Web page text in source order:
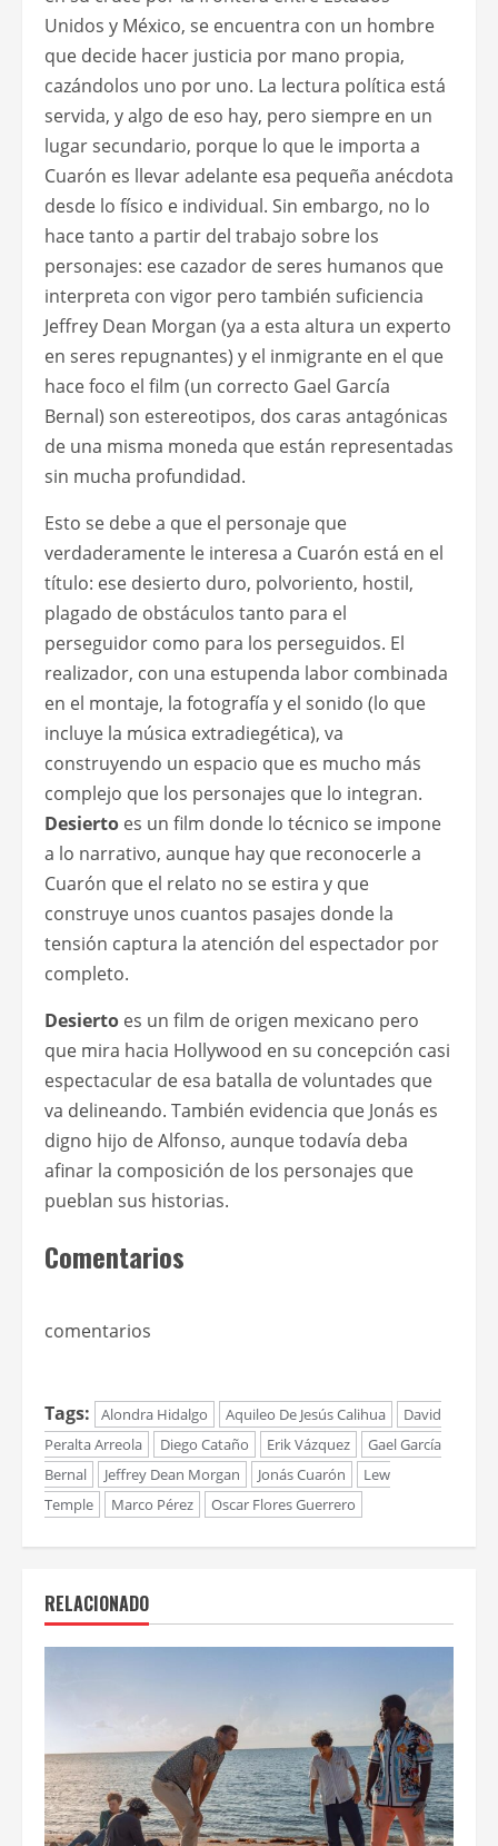
Unidos y México, se encuentra con un hombre
que decide hacer justicia por mano propia,
cazándolos uno por uno. La lectura política está
servida, y algo de eso hay, pero siempre en un
lugar secundario, porque lo que le importa a
Cuarón es llevar adelante esa pequeña anécdota
desde lo físico e individual. Sin embargo, no lo
hace tanto a partir del trabajo sobre los
personajes: ese cazador de seres humanos que
interpreta con vigor pero también suficiencia
Jeffrey Dean Morgan (ya a esta altura un experto
en seres repugnantes) y el inmigrante en el que
hace foco el film (un correcto Gael García
Bernal) son estereotipos, dos caras antagónicas
de una misma moneda que están representadas
sin mucha profundidad.
Esto se debe a que el personaje que
verdaderamente le interesa a Cuarón está en el
título: ese desierto duro, polvoriento, hostil,
plagado de obstáculos tanto para el
perseguidor como para los perseguidos. El
realizador, con una estupenda labor combinada
en el montaje, la fotografía y el sonido (lo que
incluye la música extradiegética), va
construyendo un espacio que es mucho más
complejo que los personajes que lo integran.
Desierto es un film donde lo técnico se impone
a lo narrativo, aunque hay que reconocerle a
Cuarón que el relato no se estira y que
construye unos cuantos pasajes donde la
tensión captura la atención del espectador por
completo.
Desierto es un film de origen mexicano pero
que mira hacia Hollywood en su concepción casi
espectacular de esa batalla de voluntades que
va delineando. También evidencia que Jonás es
digno hijo de Alfonso, aunque todavía deba
afinar la composición de los personajes que
pueblan sus historias.
Comentarios
comentarios
Tags: Alondra Hidalgo Aquileo De Jesús Calihua
David
Peralta Arreola
Diego Cataño Erik Vázquez
Gael García
Bernal
Jeffrey Dean Morgan Jonás Cuarón
Lew
Temple
Marco Pérez Oscar Flores Guerrero
RELACIONADO